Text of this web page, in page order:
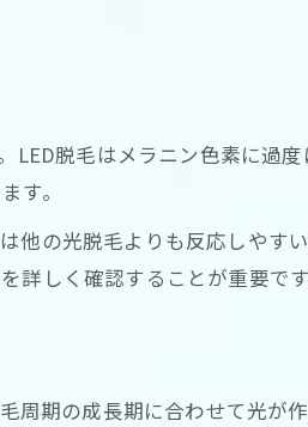
LED脱毛はメラニン色素に過
す。
他の光脱毛よりも反応しやす
しく確認することが重要です
周期の成長期に合わせて光が